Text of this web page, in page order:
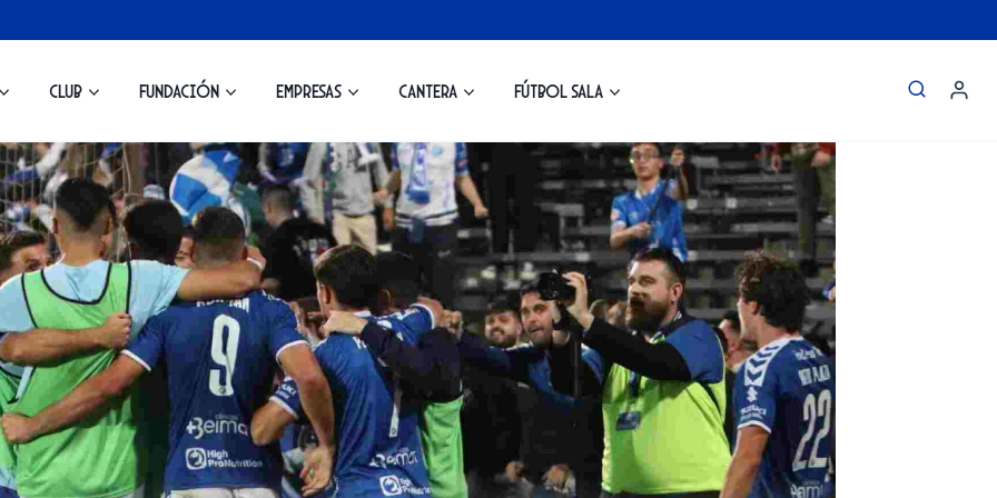
Club Fundación Empresas Cantera Fútbol Sala